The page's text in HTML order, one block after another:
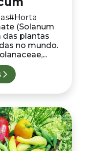
#Horta
(Solanum
das plantas
no mundo.